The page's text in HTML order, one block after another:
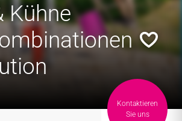
Kühne
Kontaktieren
Sie uns